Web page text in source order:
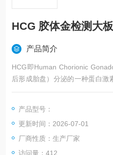
HCG 胶体金检测大板
产品简介
HCG即Human Chorionic
后形成胎盘）分泌的一种蛋白
度会大幅上升。用胶体金检测法
孕检验的标准手段。冷泉生物
抗α-HCG, 鼠抗α-HCG, 鼠抗β-
产品型号：
更新时间：2026-07-01
厂商性质：生产厂家
访问量：412